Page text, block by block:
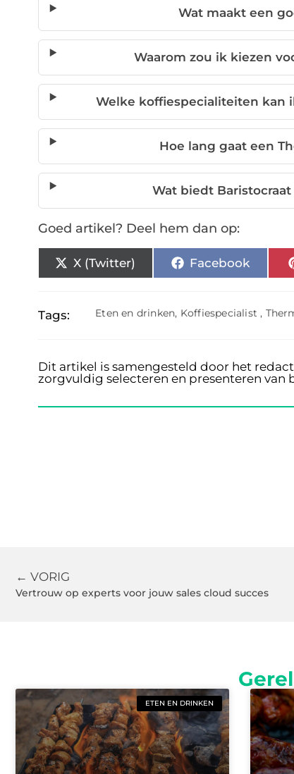
Wat maakt een
Waarom zou ik kiezen
Welke koffiespecialiteiten kan
Hoe lang gaat een
Wat biedt
Goed artikel? Deel hem dan op:
X (Twitter) Facebook
Tags: Eten en drinken, Koffiespecialist ,
Dit artikel is samengesteld door het
zorgvuldig selecteren en presenteren
← VORIG
Vertrouw op experts voor jouw sales cloud succes
ETEN EN DRINKEN